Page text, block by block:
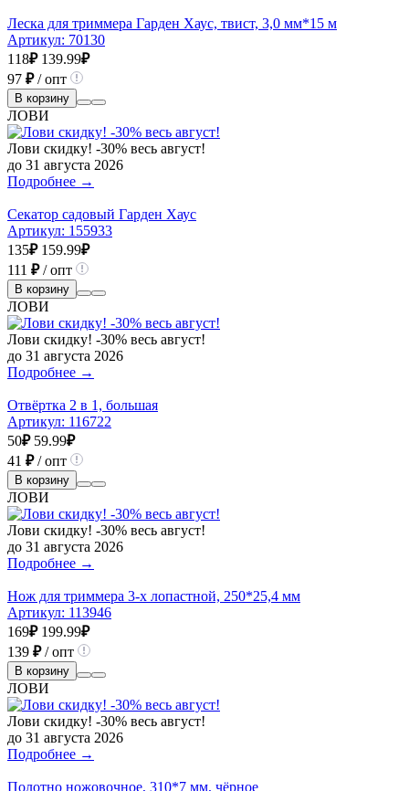
Леска для триммера Гарден Хаус, твист, 3,0 мм*15 м
Артикул: 70130
118₽ 139.99₽
97 ₽/ опт
В корзину
ЛОВИ
Лови скидку! -30% весь август!
до 31 августа 2026
Подробнее →
Секатор садовый Гарден Хаус
Артикул: 155933
135₽ 159.99₽
111 ₽/ опт
В корзину
ЛОВИ
Лови скидку! -30% весь август!
до 31 августа 2026
Подробнее →
Отвёртка 2 в 1, большая
Артикул: 116722
50₽ 59.99₽
41 ₽/ опт
В корзину
ЛОВИ
Лови скидку! -30% весь август!
до 31 августа 2026
Подробнее →
Нож для триммера 3-х лопастной, 250*25,4 мм
Артикул: 113946
169₽ 199.99₽
139 ₽/ опт
В корзину
ЛОВИ
Лови скидку! -30% весь август!
до 31 августа 2026
Подробнее →
Полотно ножовочное, 310*7 мм, чёрное